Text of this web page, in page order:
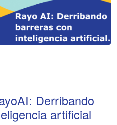
Derribando
artificial